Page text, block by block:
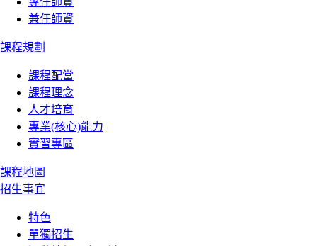
兼任師資
課程規劃
課程配當
課程理念
人才培育
專業(核心)能力
實習專區
課程地圖
招生事宜
特色
單獨招生